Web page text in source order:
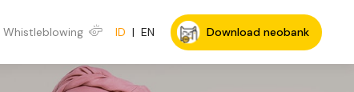
Whistleblowing ID | EN Download neobank